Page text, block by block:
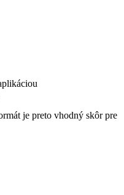
je preto vhodný skôr pre